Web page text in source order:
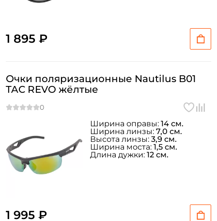
1 895 ₽
Очки поляризационные Nautilus B01
TAC REVO жёлтые
1 995 ₽
Ширина оправы: 14 см.
Ширина линзы: 7,0 см.
Высота линзы: 3,9 см.
Ширина моста: 1,5 см.
Длина дужки: 12 см.